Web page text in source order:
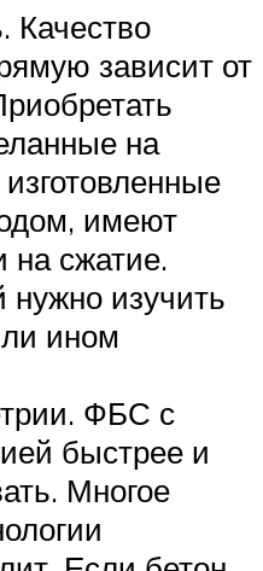
Качество
зависит от
на
имеют
сжатие.
нужно изучить
ином
ФБС с
быстрее и
Многое